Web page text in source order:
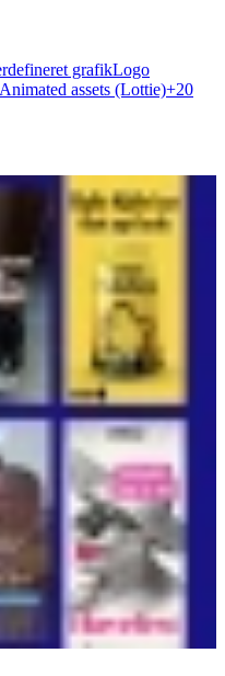
grafikLogo
Animated assets (Lottie)+20